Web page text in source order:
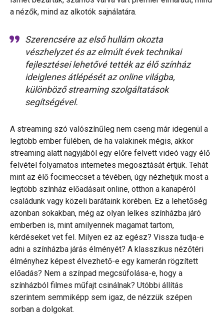
a nézők, mind az alkotók sajnálatára.
Szerencsére az első hullám okozta
vészhelyzet és az elmúlt évek technikai
fejlesztései lehetővé tették az élő színház
ideiglenes átlépését az online világba,
különböző streaming szolgáltatások
segítségével.
A streaming szó valószínűleg nem cseng már idegenül a
legtöbb ember fülében, de ha valakinek mégis, akkor
streaming alatt nagyjából egy előre felvett videó vagy élő
felvétel folyamatos internetes megosztását értjük. Tehát
mint az élő focimeccset a tévében, úgy nézhetjük most a
legtöbb színház előadásait online, otthon a kanapéról
családunk vagy közeli barátaink körében. Ez a lehetőség
azonban sokakban, még az olyan lelkes színházba járó
emberben is, mint amilyennek magamat tartom,
kérdéseket vet fel. Milyen ez az egész? Vissza tudja-e
adni a színházba járás élményét? A klasszikus nézőtéri
élményhez képest élvezhető-e egy kamerán rögzített
előadás? Nem a színpad megcsúfolása-e, hogy a
színházból filmes műfajt csinálnak? Utóbbi állítás
szerintem semmiképp sem igaz, de nézzük szépen
sorban a dolgokat.